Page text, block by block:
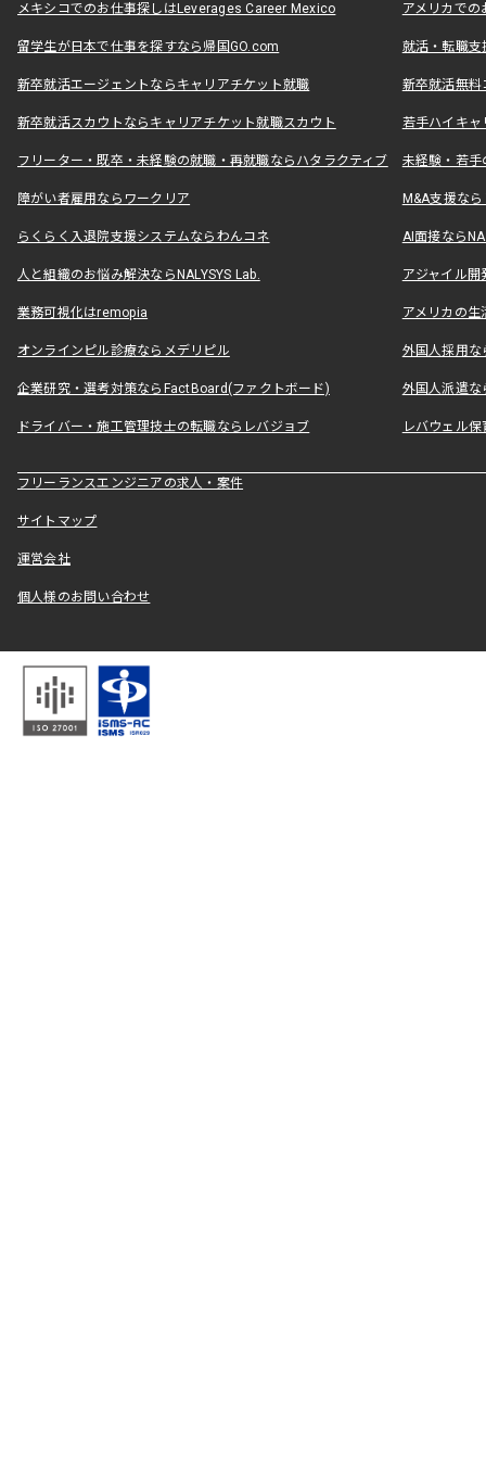
メキシコでのお仕事探しはLeverages Career Mexico アメリカで
留学生が日本で仕事を探すなら帰国GO.com 就活・転職
新卒就活エージェントならキャリアチケット就職 新卒就活無料
新卒就活スカウトならキャリアチケット就職スカウト 若手ハイキ
フリーター・既卒・未経験の就職・再就職ならハタラクティブ 未経験・若手
障がい者雇用ならワークリア M&A支援な
らくらく入退院支援システムならわんコネ AI面接なら
人と組織のお悩み解決ならNALYSYS Lab. アジャイル
業務可視化はremopia アメリカの
オンラインピル診療ならメデリピル 外国人採用
企業研究・選考対策ならFactBoard(ファクトボード) 外国人派遣な
ドライバー・施工管理技士の転職ならレバジョブ レバウェル
フリーランスエンジニアの求人・案件
サイトマップ
運営会社
個人様のお問い合わせ